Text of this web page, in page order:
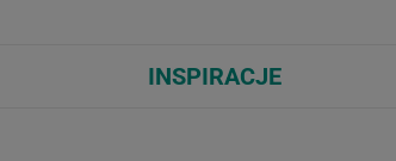
INSPIRACJE